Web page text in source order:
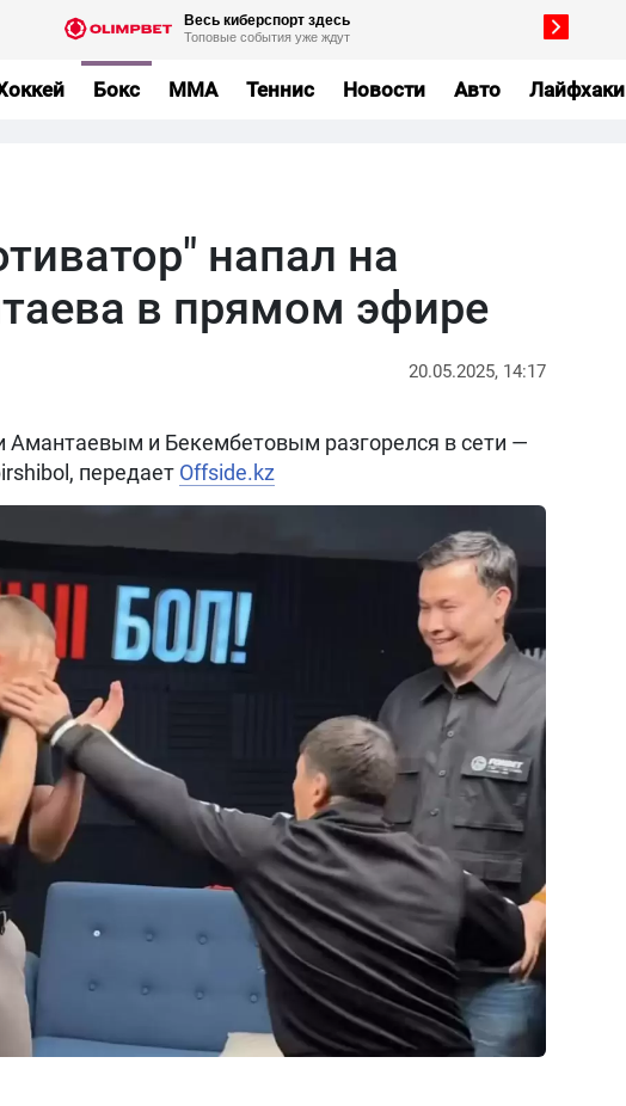
Бокс MMA Теннис Новости Авто Лайфхаки
напал на
в прямом эфире
20.05.2025, 14:17
и Бекембетовым разгорелся в сети —
передает Offside.kz